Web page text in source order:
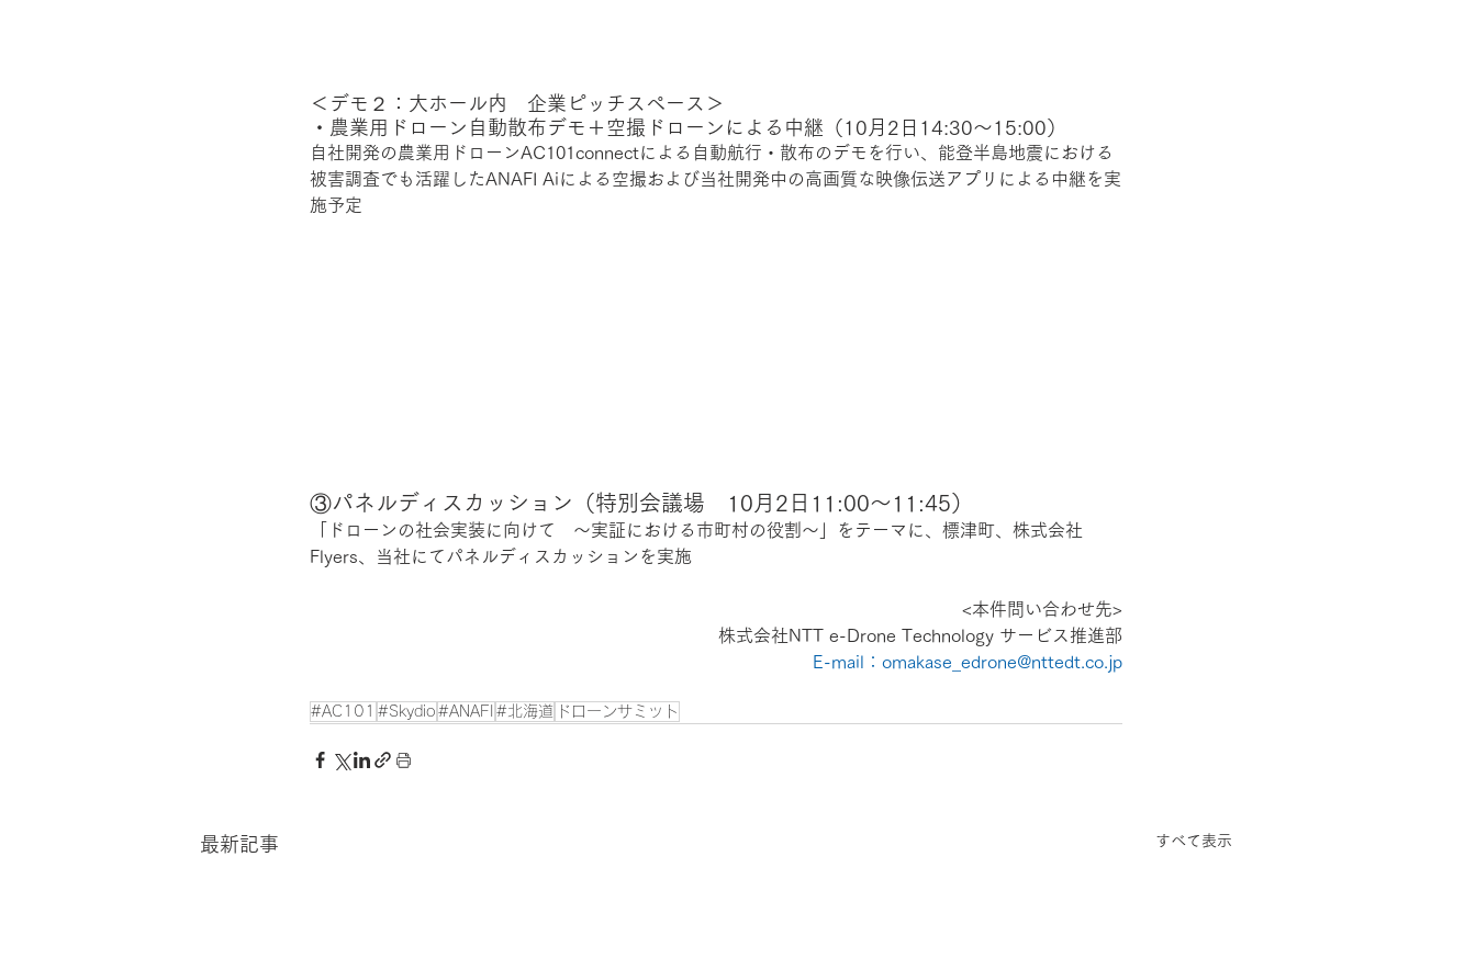
＜デモ２：大ホール内　企業ピッチスペース＞
・農業用ドローン自動散布デモ＋空撮ドローンによる中継（10月2日14:30～15:00）
自社開発の農業用ドローンAC101connectによる自動航行・散布のデモを行い、能登半島地震における
被害調査でも活躍したANAFI Aiによる空撮および当社開発中の高画質な映像伝送アプリによる中継を実
施予定
③パネルディスカッション（特別会議場　10月2日11:00～11:45）
「ドローンの社会実装に向けて　～実証における市町村の役割～」をテーマに、標津町、株式会社
Flyers、当社にてパネルディスカッションを実施
<本件問い合わせ先>
株式会社NTT e-Drone Technology サービス推進部
E-mail：omakase_edrone@nttedt.co.jp
#AC101 #Skydio #ANAFI #北海道 ドローンサミット
最新記事 すべて表示